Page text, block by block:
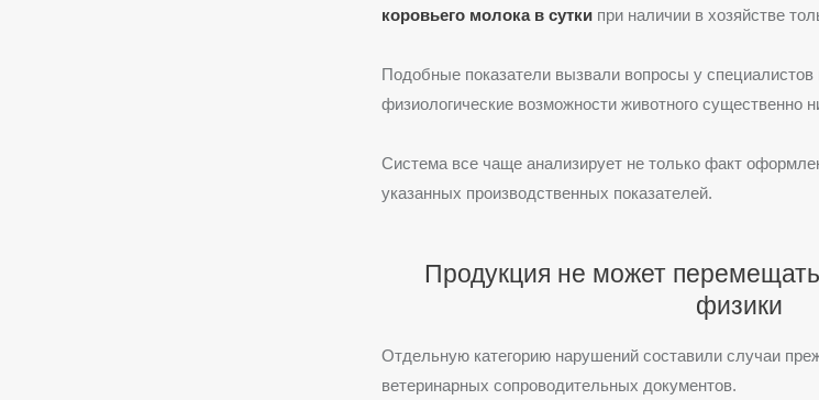
коровьего молока в сутки при наличии в хозяйстве
Подобные показатели вызвали вопросы у специалистов
физиологические возможности животного существенно
Система все чаще анализирует не только факт
указанных производственных показателей.
Продукция не может
физики
Отдельную категорию нарушений составили случаи
ветеринарных сопроводительных документов.